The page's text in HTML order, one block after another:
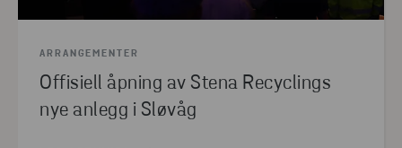
ARRANGEMENTER
Offisiell åpning av Stena Recyclings
nye anlegg i Sløvåg